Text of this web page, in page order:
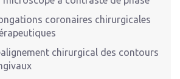
coronaires chirurgicales
chirurgical des contours